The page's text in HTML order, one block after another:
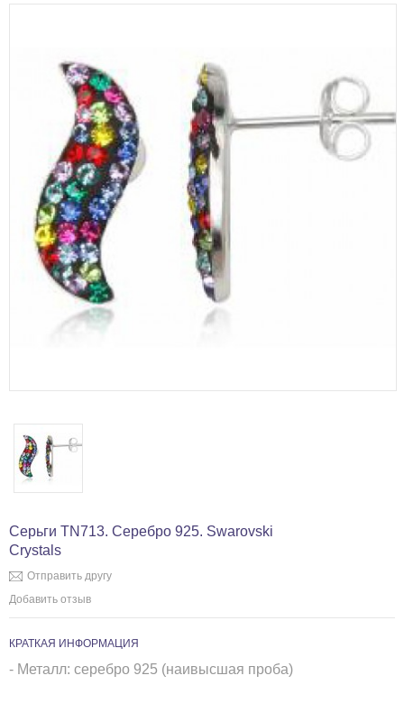
Серьги TN713. Серебро 925. Swarovski
Crystals
Отправить другу
Добавить отзыв
КРАТКАЯ ИНФОРМАЦИЯ
- Металл: серебро 925 (наивысшая проба)